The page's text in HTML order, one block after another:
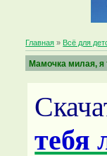
Главная » Всё для
Мамочка милая, я
тебя